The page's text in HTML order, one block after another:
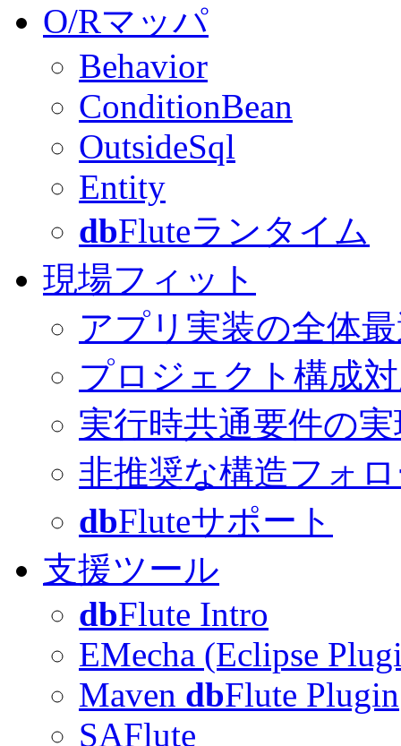
O/Rマッパ
Behavior
ConditionBean
OutsideSql
Entity
dbFluteランタイム
現場フィット
アプリ実装の全体
プロジェクト構成
実行時共通要件の
非推奨な構造フォ
dbFluteサポート
支援ツール
dbFlute Intro
EMecha (Eclipse
Maven dbFlute Plugin
SAFlute